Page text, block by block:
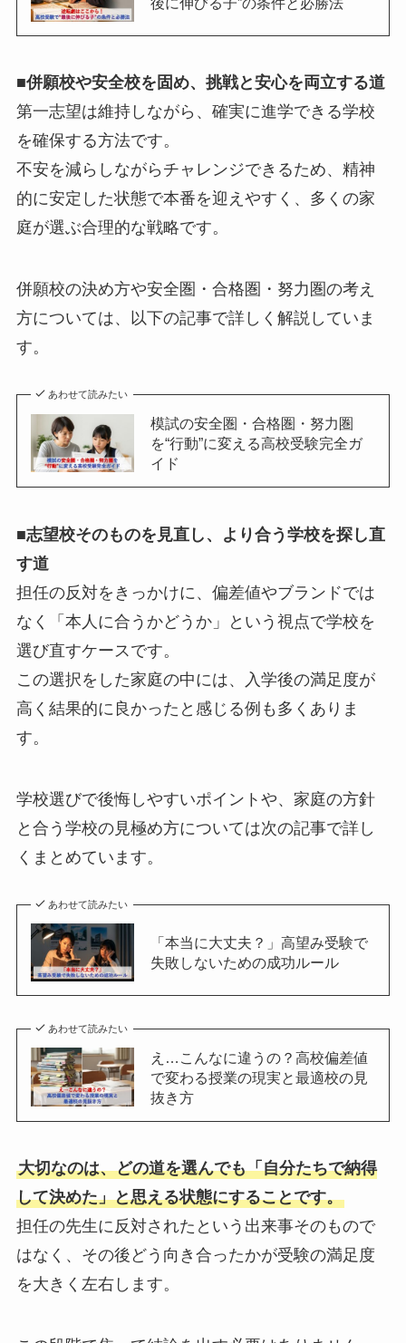
■併願校や安全校を固め、挑戦と安心を両立する道
第一志望は維持しながら、確実に進学できる学校
を確保する方法です。
不安を減らしながらチャレンジできるため、精神
的に安定した状態で本番を迎えやすく、多くの家
庭が選ぶ合理的な戦略です。
併願校の決め方や安全圏・合格圏・努力圏の考え
方については、以下の記事で詳しく解説していま
す。
あわせて読みたい
模試の安全圏・合格圏・努力圏
を“行動”に変える高校受験完全ガ
イド
■志望校そのものを見直し、より合う学校を探し直
す道
担任の反対をきっかけに、偏差値やブランドでは
なく「本人に合うかどうか」という視点で学校を
選び直すケースです。
この選択をした家庭の中には、入学後の満足度が
高く結果的に良かったと感じる例も多くありま
す。
学校選びで後悔しやすいポイントや、家庭の方針
と合う学校の見極め方については次の記事で詳し
くまとめています。
あわせて読みたい
「本当に大丈夫？」高望み受験で
失敗しないための成功ルール
あわせて読みたい
え…こんなに違うの？高校偏差値
で変わる授業の現実と最適校の見
抜き方
大切なのは、どの道を選んでも「自分たちで納得
して決めた」と思える状態にすることです。
担任の先生に反対されたという出来事そのもので
はなく、その後どう向き合ったかが受験の満足度
を大きく左右します。